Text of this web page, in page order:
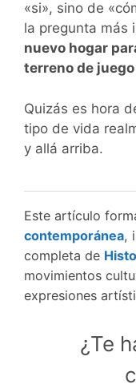
«si», sino de
la pregunta más
nuevo hogar
terreno de
Quizás es hora
tipo de vida
y allá arriba.
Este artículo
contemporánea,
completa de
movimientos
expresiones
¿Te